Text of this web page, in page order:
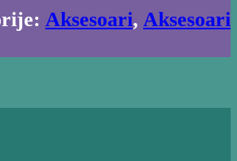
Aksesoari, Aksesoari